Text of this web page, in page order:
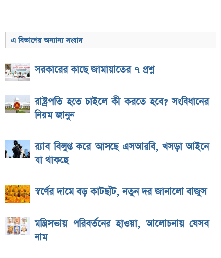
এ বিভাগের অন্যান্য সংবাদ
সরকারের কাছে জামায়াতের ৭ প্রশ্ন
রাষ্ট্রপতি হতে চাইলে কী করতে হবে? সংবিধানের
নিয়ম জানুন
র‌্যাব বিলুপ্ত করে আসছে এসআরবি, খসড়া আইনে
যা থাকছে
স্বর্ণের দামে বড় কাটছাঁট, নতুন দর জানালো বাজুস
মন্ত্রিসভায় পরিবর্তনের হাওয়া, আলোচনায় যেসব
নাম